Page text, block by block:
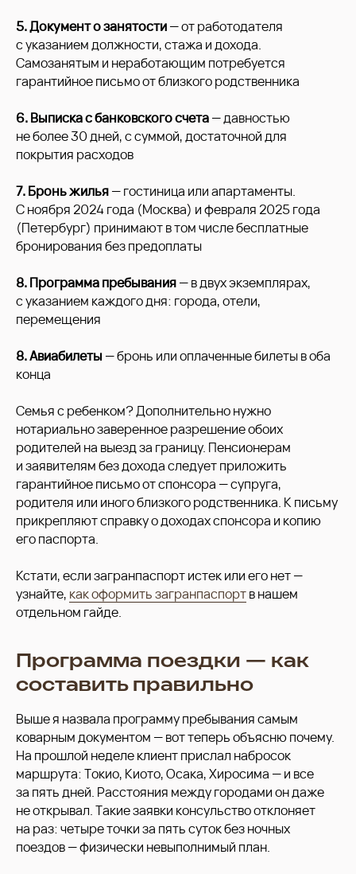
5. Документ о занятости— от работодателя
с указанием должности, стажа и дохода.
Самозанятым и неработающим потребуется
гарантийное письмо от близкого родственника
6. Выписка с банковского счета— давностью
не более 30 дней, с суммой, достаточной для
покрытия расходов
7. Бронь жилья— гостиница или апартаменты.
С ноября 2024 года (Москва) и февраля 2025 года
(Петербург) принимают в том числе бесплатные
бронирования без предоплаты
8. Программа пребывания— в двух экземплярах,
с указанием каждого дня: города, отели,
перемещения
8. Авиабилеты— бронь или оплаченные билеты в оба
конца
Семья с ребенком? Дополнительно нужно
нотариально заверенное разрешение обоих
родителей на выезд за границу. Пенсионерам
и заявителям без дохода следует приложить
гарантийное письмо от спонсора — супруга,
родителя или иного близкого родственника. К письму
прикрепляют справку о доходах спонсора и копию
его паспорта.
Кстати, если загранпаспорт истек или его нет —
узнайте, как оформить загранпаспортв нашем
отдельном гайде.
Программа поездки — как
составить правильно
Выше я назвала программу пребывания самым
коварным документом — вот теперь объясню почему.
На прошлой неделе клиент прислал набросок
маршрута: Токио, Киото, Осака, Хиросима — и все
за пять дней. Расстояния между городами он даже
не открывал. Такие заявки консульство отклоняет
на раз: четыре точки за пять суток без ночных
поездов — физически невыполнимый план.